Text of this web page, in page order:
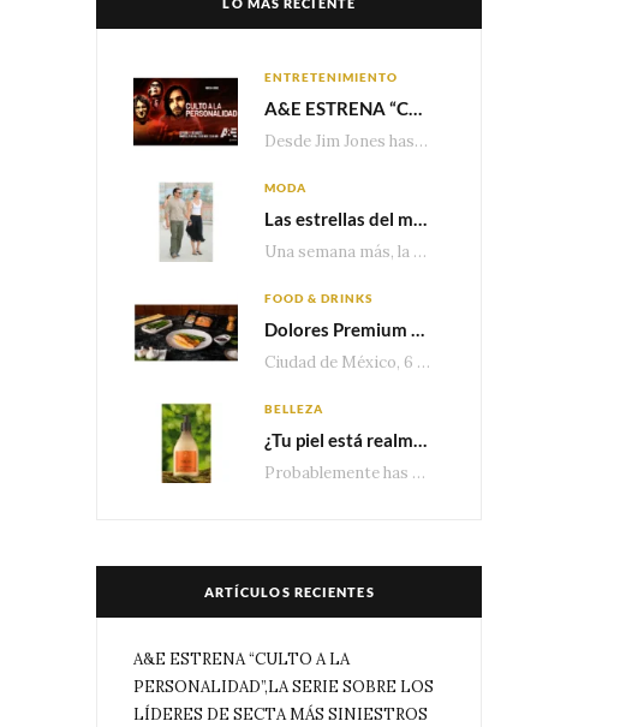
LO MÁS RECIENTE
ENTRETENIMIENTO
A&E ESTRENA “CULTO A LA PERSONALIDAD”,LA SERIE SOBRE LOS LÍDERES DE SECTA MÁS SINIESTROS DE LA HISTORIA
Desde Jim Jones hasta David Berg, la producción recorre en seis episodios cómo el carisma,…
MODA
Las estrellas del momento eligen Valentino
Una semana más, la belleza y la sofisticación de Valentino vuelven a tomar el escenario internacional. Desde…
FOOD & DRINKS
Dolores Premium apuesta por el salmón para seguir creciendo en categorías estratégicas
Ciudad de México, 6 de agosto de 2026.— Con una producción de 2.17 millones de…
BELLEZA
¿Tu piel está realmente hidratada? 4 señales que podrían indicar que necesita algo más
Probablemente has escuchado que el cuidado e hidratación corporal se suele asociar únicamente con una…
ARTÍCULOS RECIENTES
A&E ESTRENA “CULTO A LA
PERSONALIDAD”,LA SERIE SOBRE LOS
LÍDERES DE SECTA MÁS SINIESTROS